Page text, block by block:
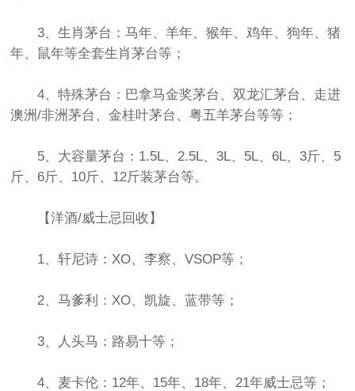
3、生肖茅台：马年、羊年、猴年、鸡年、狗年、猪
年、鼠年等全套生肖茅台等；
4、特殊茅台：巴拿马金奖茅台、双龙汇茅台、走进
澳洲/非洲茅台、金桂叶茅台、粤五羊茅台等等；
5、大容量茅台：1.5L、2.5L、3L、5L、6L、3斤、5
斤、6斤、10斤、12斤装茅台等。
【洋酒/威士忌回收】
1、轩尼诗：XO、李察、VSOP等；
2、马爹利：XO、凯旋、蓝带等；
3、人头马：路易十等；
4、麦卡伦：12年、15年、18年、21年威士忌等；